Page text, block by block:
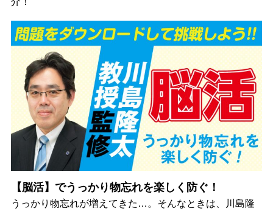
【脳活】でうっかり物忘れを楽しく防ぐ！
うっかり物忘れが増えてきた…。そんなときは、川島隆